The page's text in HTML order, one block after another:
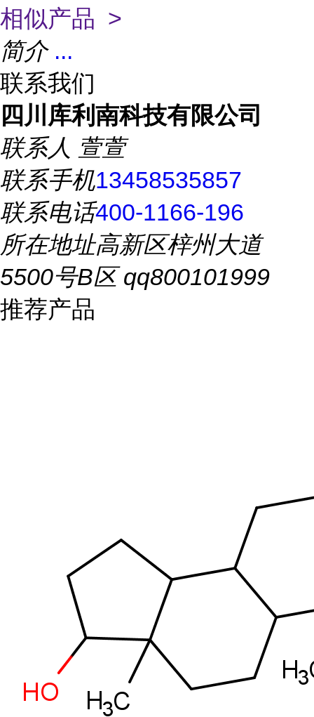
相似产品 >
简介 ...
联系我们
四川库利南科技有限公司
联系人 萱萱
联系手机13458535857
联系电话400-1166-196
所在地址高新区梓州大道
5500号B区 qq800101999
推荐产品